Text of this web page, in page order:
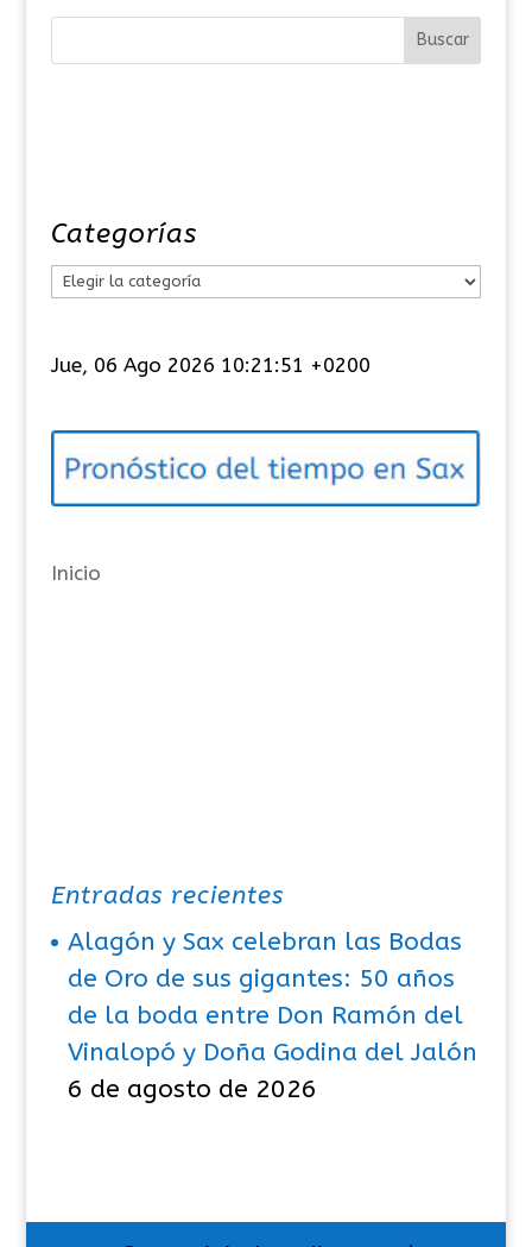
Categorías
e
o
í
s
Jue, 06 Ago 2026 10:21:51 +0200
Inicio
Entradas recientes
Alagón y Sax celebran las Bodas
de Oro de sus gigantes: 50 años
de la boda entre Don Ramón del
Vinalopó y Doña Godina del Jalón
6 de agosto de 2026